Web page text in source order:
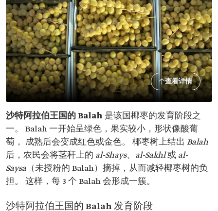
查看详情
沙特阿拉伯王国的 Balah 是该国椰枣的发育阶段之
一。 Balah 一开始呈绿色，果实较小，形状像酸葡
萄， 成熟后会变成红色或金色。 椰枣树上结出 Balah
后，农民会将茎秆上的 al-Shays、 al-Sakhl或 al-
Saysa （未授粉的 Balah）摘掉，从而减轻椰枣树的负
担。 这样，每 3 个 Balah 会形成一簇。
沙特阿拉伯王国的 Balah 发育阶段